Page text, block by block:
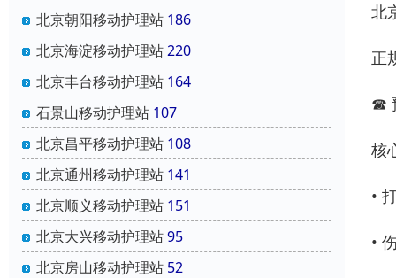
北京朝阳移动护理站 186
北京海淀移动护理站220
北京丰台移动护理站 164
石景山移动护理站 107
北京昌平移动护理站 108
北京通州移动护理站 141
北京顺义移动护理站 151
北京大兴移动护理站95
北京房山移动护理站 52
北
正
☎
核
•
•